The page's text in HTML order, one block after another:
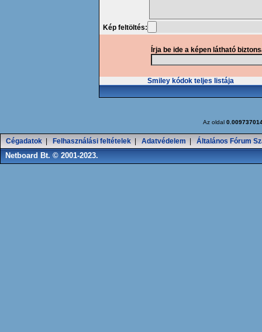
Kép feltöltés:
Írja be ide a képen látható
Smiley kódok teljes listája
Az oldal
Cégadatok Felhasználási feltételek Adatvédelem Általános Fórum
Netboard Bt. © 2001-2023.